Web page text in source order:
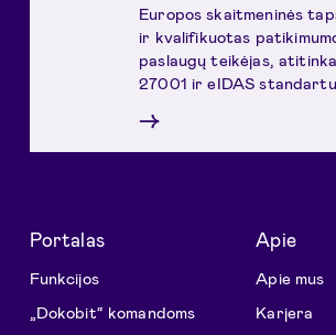
Europos skaitmeninės
ir kvalifikuotas
paslaugų teikėjas,
27001 ir eIDAS
→
Portalas
Funkcijos
„Dokobit“ komandoms
Apie
Apie mus
Karjera